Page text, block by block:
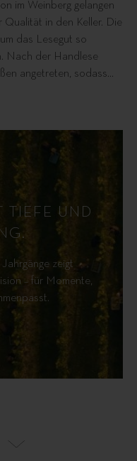
im Weinberg gelangen
Qualität in den Keller. Die
das Lesegut so
Nach der Handlese
angetreten, sodass…
TIEFE UND
zeigt
– für Momente,